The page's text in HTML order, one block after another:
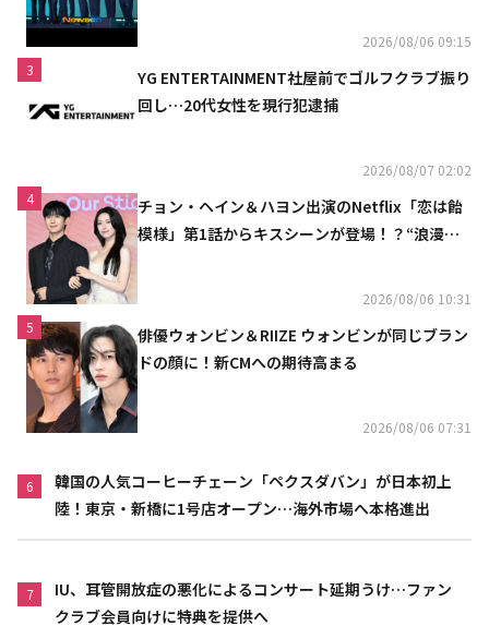
2026/08/06 09:15
3
YG ENTERTAINMENT社屋前でゴルフクラブ振り
回し…20代女性を現行犯逮捕
2026/08/07 02:02
4
チョン・ヘイン＆ハヨン出演のNetflix「恋は飴
模様」第1話からキスシーンが登場！？“浪漫と
2026/08/06 10:31
5
俳優ウォンビン＆RIIZE ウォンビンが同じブラン
ドの顔に！新CMへの期待高まる
2026/08/06 07:31
6
韓国の人気コーヒーチェーン「ペクスダバン」が日本初上
陸！東京・新橋に1号店オープン…海外市場へ本格進出
7
IU、耳管開放症の悪化によるコンサート延期うけ…ファン
クラブ会員向けに特典を提供へ